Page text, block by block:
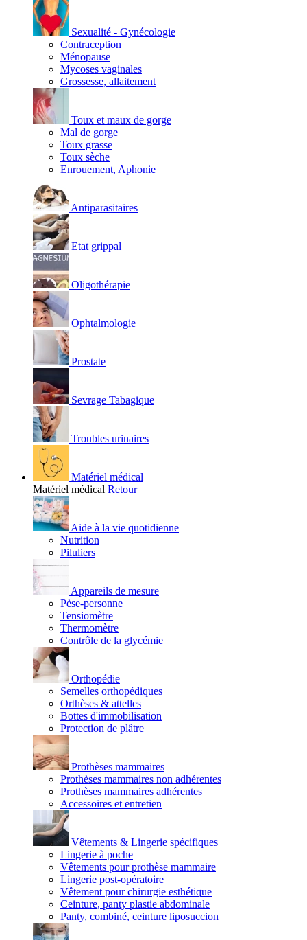
Sexualité - Gynécologie
Contraception
Ménopause
Mycoses vaginales
Grossesse, allaitement
Toux et maux de gorge
Mal de gorge
Toux grasse
Toux sèche
Enrouement, Aphonie
Antiparasitaires
Etat grippal
Oligothérapie
Ophtalmologie
Prostate
Sevrage Tabagique
Troubles urinaires
Matériel médical
Matériel médical Retour
Aide à la vie quotidienne
Nutrition
Piluliers
Appareils de mesure
Pèse-personne
Tensiomètre
Thermomètre
Contrôle de la glycémie
Orthopédie
Semelles orthopédiques
Orthèses & attelles
Bottes d'immobilisation
Protection de plâtre
Prothèses mammaires
Prothèses mammaires non adhérentes
Prothèses mammaires adhérentes
Accessoires et entretien
Vêtements & Lingerie spécifiques
Lingerie à poche
Vêtements pour prothèse mammaire
Lingerie post-opératoire
Vêtement pour chirurgie esthétique
Ceinture, panty plastie abdominale
Panty, combiné, ceinture liposuccion